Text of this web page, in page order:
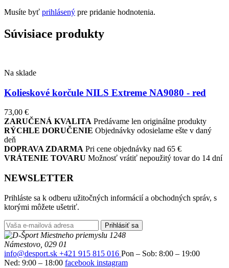
Musíte byť prihlásený pre pridanie hodnotenia.
Súvisiace produkty
Na sklade
Kolieskové korčule NILS Extreme NA9080 - red
73,00 €
ZARUČENÁ KVALITA Predávame len originálne produkty
RÝCHLE DORUČENIE Objednávky odosielame ešte v daný
deň
DOPRAVA ZDARMA Pri cene objednávky nad 65 €
VRÁTENIE TOVARU Možnosť vrátiť nepoužitý tovar do 14 dní
NEWSLETTER
Prihláste sa k odberu užitočných informácií a obchodných správ, s
ktorými môžete ušetriť.
Prihlásiť sa
Miestneho priemyslu 1248
Námestovo, 029 01
info@desport.sk +421 915 815 016 Pon – Sob: 8:00 – 19:00
Ned: 9:00 – 18:00 facebook instagram